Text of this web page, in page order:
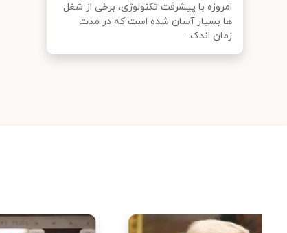
امروزه با پیشرفت تکنولوژی، برخی از شغل
ها بسیار آسان شده است که در مدت
زمان اندک...